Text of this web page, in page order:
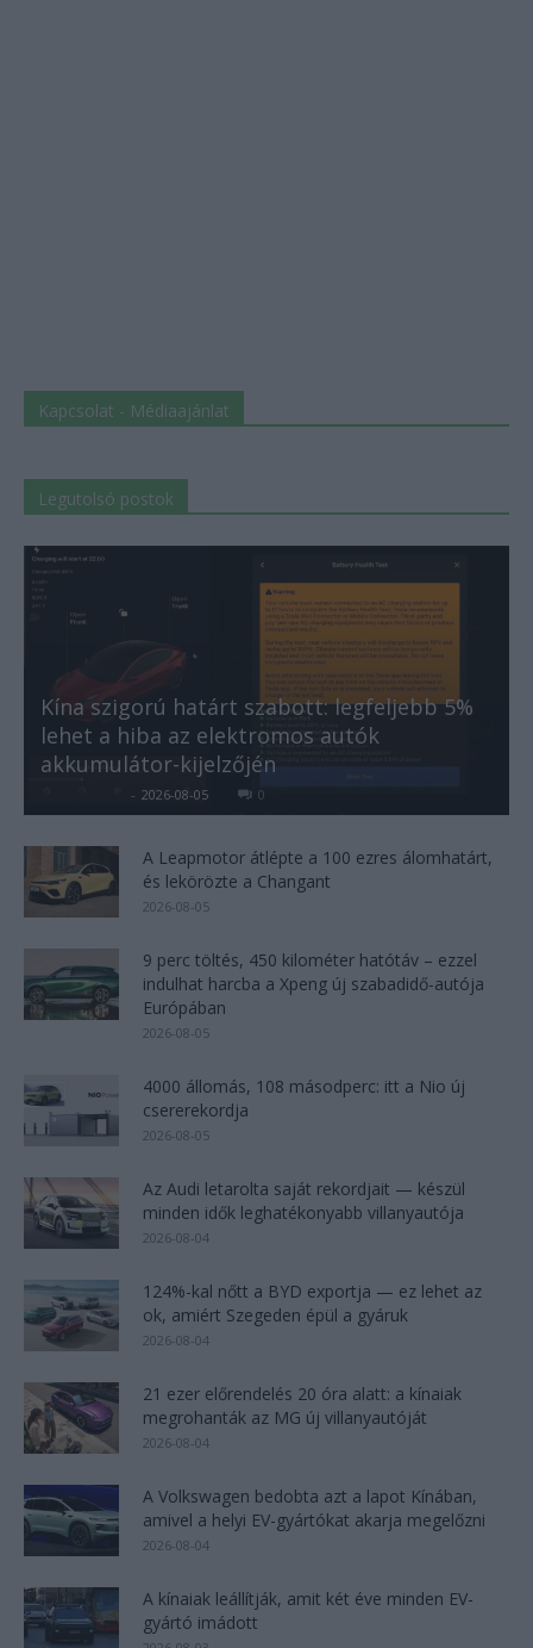
Kapcsolat - Médiaajánlat
Legutolsó postok
Kína szigorú határt szabott: legfeljebb 5%
lehet a hiba az elektromos autók
akkumulátor-kijelzőjén
- 2026-08-05 0
A Leapmotor átlépte a 100 ezres álomhatárt,
és lekörözte a Changant
2026-08-05
9 perc töltés, 450 kilométer hatótáv – ezzel
indulhat harcba a Xpeng új szabadidő-autója
Európában
2026-08-05
4000 állomás, 108 másodperc: itt a Nio új
csererekordja
2026-08-05
Az Audi letarolta saját rekordjait — készül
minden idők leghatékonyabb villanyautója
2026-08-04
124%-kal nőtt a BYD exportja — ez lehet az
ok, amiért Szegeden épül a gyáruk
2026-08-04
21 ezer előrendelés 20 óra alatt: a kínaiak
megrohanták az MG új villanyautóját
2026-08-04
A Volkswagen bedobta azt a lapot Kínában,
amivel a helyi EV-gyártókat akarja megelőzni
2026-08-04
A kínaiak leállítják, amit két éve minden EV-
gyártó imádott